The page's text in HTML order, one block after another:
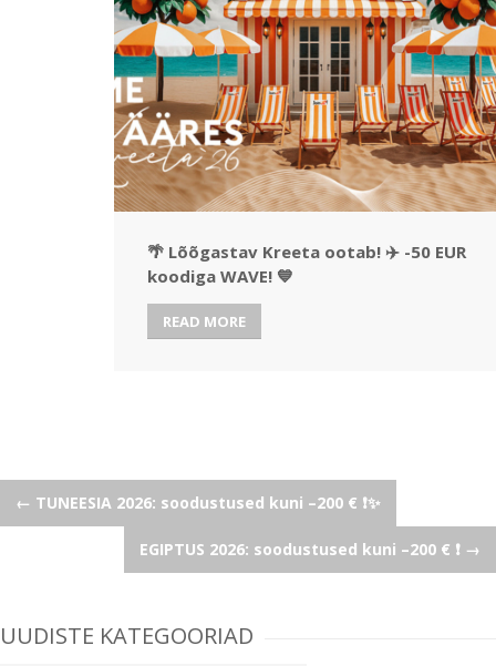
🌴 Lõõgastav Kreeta ootab! ✈️ -50 EUR
koodiga WAVE! 💙
READ MORE
Post
navigation
← TUNEESIA 2026: soodustused kuni –200 € ❗✨
EGIPTUS 2026: soodustused kuni –200 € ❗ →
UUDISTE KATEGOORIAD